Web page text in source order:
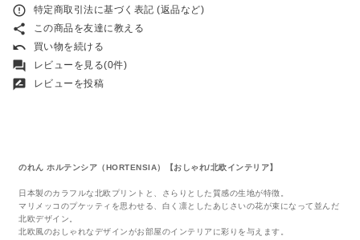
error_outline 特定商取引法に基づく表記 (返品など)
share この商品を友達に教える
undo 買い物を続ける
forum レビューを見る(0件)
rate_review レビューを投稿
のれん ホルテンシア（HORTENSIA）【おしゃれ/北欧インテリア】
日本製のカラフルな北欧プリントと、さらりとした質感の生地が特徴。
マリメッコのプケッティを思わせる、白く凛としたあじさいの花が束になって並んだ
北欧デザイン。
北欧風のおしゃれなデザインがお部屋のインテリアに彩りを与えます。